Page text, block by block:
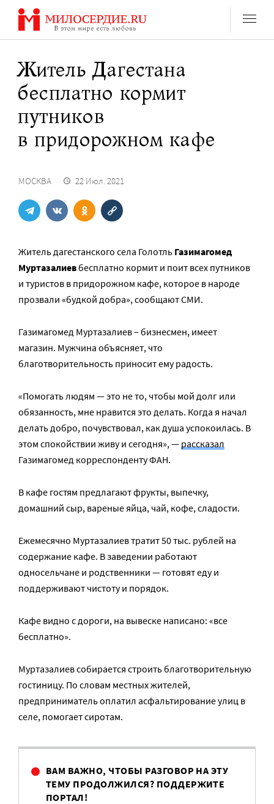
Перейти
содержанию
Житель Дагестана
бесплатно кормит
путников
в придорожном кафе
МОСКВА 22 Июл. 2021
Житель дагестанского села Голотль Газимагомед
Муртазалиевбесплатно кормит и поит всех путников
и туристов в придорожном кафе, которое в народе
прозвали «будкой добра», сообщают СМИ.
Газимагомед Муртазалиев – бизнесмен, имеет
магазин. Мужчина объясняет, что
благотворительность приносит ему радость.
«Помогать людям — это не то, чтобы мой долг или
обязанность, мне нравится это делать. Когда я начал
делать добро, почувствовал, как душа успокоилась. В
этом спокойствии живу и сегодня», —рассказал
Газимагомед корреспонденту ФАН.
В кафе гостям предлагают фрукты, выпечку,
домашний сыр, вареные яйца, чай, кофе, сладости.
Ежемесячно Муртазалиев тратит 50 тыс. рублей на
содержание кафе. В заведении работают
односельчане и родственники — готовят еду и
поддерживают чистоту и порядок.
Кафе видно с дороги, на вывеске написано: «все
бесплатно».
Муртазалиев собирается строить благотворительную
гостиницу. По словам местных жителей,
предприниматель оплатил асфальтирование улиц в
селе, помогает сиротам.
ВАМ ВАЖНО, ЧТОБЫ РАЗГОВОР НА ЭТУ
ТЕМУ ПРОДОЛЖИЛСЯ? ПОДДЕРЖИТЕ
ПОРТАЛ!